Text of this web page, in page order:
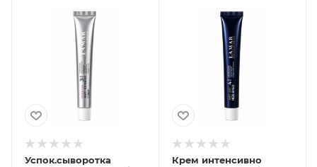
Успок.сыворотка
Крем интенсивно